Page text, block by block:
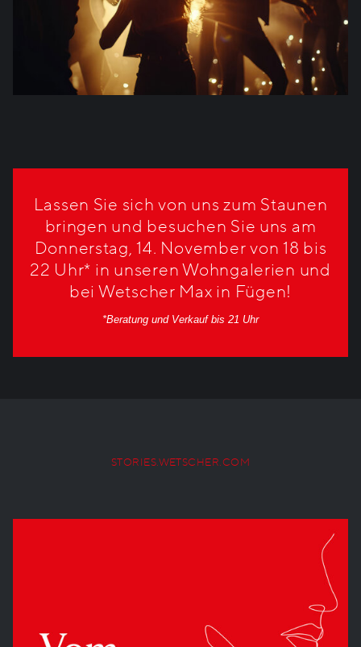
Lassen Sie sich von uns zum Staunen
bringen und besuchen Sie uns am
Donnerstag, 14. November von 18 bis
22 Uhr* in unseren Wohngalerien und
bei Wetscher Max in Fügen!
*Beratung und Verkauf bis 21 Uhr
STORIES.WETSCHER.COM